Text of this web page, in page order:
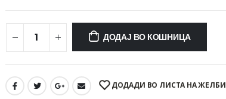
ДОДАЈ ВО КОШНИЦА
ДОДАДИ ВО ЛИСТА НА ЖЕЛБИ